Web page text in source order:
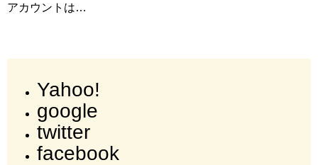
アカウントは…
Yahoo!
google
twitter
facebook